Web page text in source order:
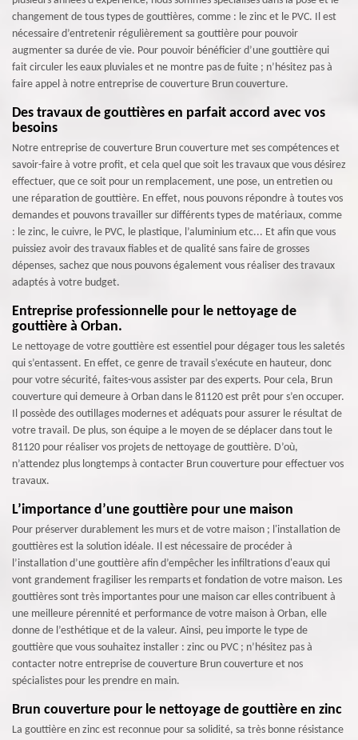
changement de tous types de gouttières, comme : le zinc et le PVC. Il est
nécessaire d’entretenir régulièrement sa gouttière pour pouvoir
augmenter sa durée de vie. Pour pouvoir bénéficier d’une gouttière qui
fait circuler les eaux pluviales et ne montre pas de fuite ; n’hésitez pas à
faire appel à notre entreprise de couverture Brun couverture.
Des travaux de gouttières en parfait accord avec vos
besoins
Notre entreprise de couverture Brun couverture met ses compétences et
savoir-faire à votre profit, et cela quel que soit les travaux que vous désirez
effectuer, que ce soit pour un remplacement, une pose, un entretien ou
une réparation de gouttière. En effet, nous pouvons répondre à toutes vos
demandes et pouvons travailler sur différents types de matériaux, comme
: le zinc, le cuivre, le PVC, le plastique, l’aluminium etc... Et afin que vous
puissiez avoir des travaux fiables et de qualité sans faire de grosses
dépenses, sachez que nous pouvons également vous réaliser des travaux
adaptés à votre budget.
Entreprise professionnelle pour le nettoyage de
gouttière à Orban.
Le nettoyage de votre gouttière est essentiel pour dégager tous les saletés
qui s’entassent. En effet, ce genre de travail s’exécute en hauteur, donc
pour votre sécurité, faites-vous assister par des experts. Pour cela, Brun
couverture qui demeure à Orban dans le 81120 est prêt pour s’en occuper.
Il possède des outillages modernes et adéquats pour assurer le résultat de
votre travail. De plus, son équipe a le moyen de se déplacer dans tout le
81120 pour réaliser vos projets de nettoyage de gouttière. D’où,
n’attendez plus longtemps à contacter Brun couverture pour effectuer vos
travaux.
L’importance d’une gouttière pour une maison
Pour préserver durablement les murs et de votre maison ; l'installation de
gouttières est la solution idéale. Il est nécessaire de procéder à
l’installation d’une gouttière afin d’empêcher les infiltrations d'eaux qui
vont grandement fragiliser les remparts et fondation de votre maison. Les
gouttières sont très importantes pour une maison car elles contribuent à
une meilleure pérennité et performance de votre maison à Orban, elle
donne de l’esthétique et de la valeur. Ainsi, peu importe le type de
gouttière que vous souhaitez installer : zinc ou PVC ; n’hésitez pas à
contacter notre entreprise de couverture Brun couverture et nos
spécialistes pour les prendre en main.
Brun couverture pour le nettoyage de gouttière en zinc
La gouttière en zinc est reconnue pour sa solidité, sa très bonne résistance